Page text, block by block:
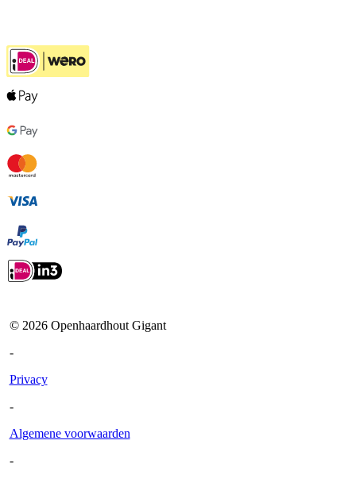
© 2026Openhaardhout Gigant
-
Privacy
-
Algemene voorwaarden
-